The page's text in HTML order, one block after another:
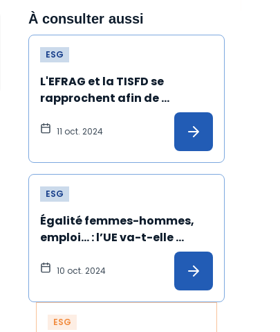
À consulter aussi
ESG
L'EFRAG et la TISFD se
rapprochent afin de
communs aux entreprises
11 oct. 2024
ESG
Égalité femmes-hommes,
emploi… : l’UE va-t-elle
délaisser le champ social ?
10 oct. 2024
ESG